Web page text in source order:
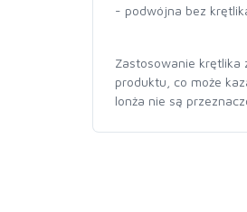
- podwójna bez
Zastosowanie krętlika
produktu, co może
lonża nie są